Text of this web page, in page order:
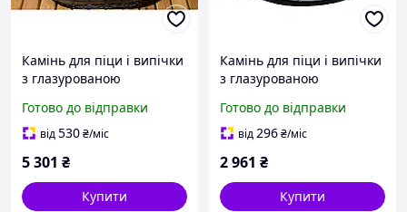
Камінь для піци і випічки
з глазурованою
PG00338 Код: 004214
Готово до відправки
від530₴/міс
5 301 ₴
Купити
Камінь для піци і випічки
з глазурованою
PG00340 Код: 004227
Готово до відправки
від296₴/міс
2 961 ₴
Купити